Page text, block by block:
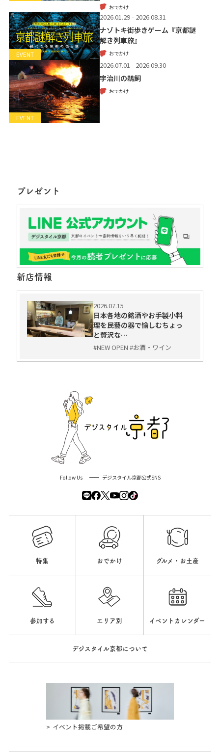
おでかけ
EVENT
2026.01.29 - 2026.08.31
ナゾトキ街歩きゲーム『京都謎
解き列車旅』
おでかけ
EVENT
2026.07.01 - 2026.09.30
宇治川の鵜飼
おでかけ
プレゼント
新店情報
2026.07.15
日本各地の銘酒やお手製小料
理を民藝の器で愉しむちょっ
と贅沢な…
#NEW OPEN #お酒・ワイン
Follow Us デジスタイル京都公式SNS
特集 おでかけ グルメ・お土産
参加する エリア別 イベントカレンダー
デジスタイル京都について
イベント掲載ご希望の方